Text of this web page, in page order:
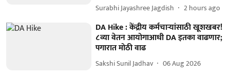
Surabhi Jayashree Jagdish 2 hours ago
DA Hike : केंद्रीय कर्मचाऱ्यांसाठी खूशखबर!
८व्या वेतन आयोगाआधी DA इतका वाढणार;
पगारात मोठी वाढ
Sakshi Sunil Jadhav 06 Aug 2026